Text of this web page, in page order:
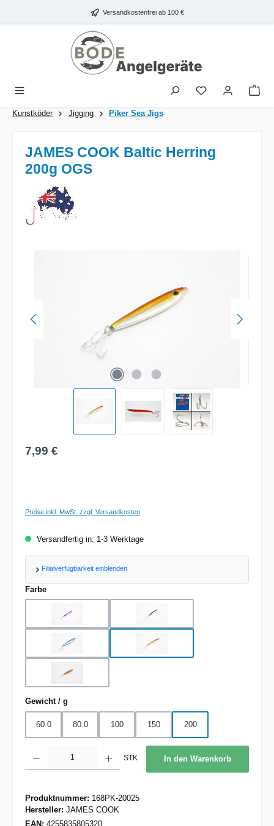
Zum Hauptinhalt springen Versandkostenfrei ab 100 €
Kunstköder Jigging Piker Sea Jigs
JAMES COOK Baltic Herring
200g OGS
Regulärer Preis:
7,99 €
Preise inkl. MwSt. zzgl. Versandkosten
Versandfertig in: 1-3 Werktage
Filialverfügbarkeit einblenden
Farbeauswählen
BP
BSP
Gewicht / g
60.0 80.0 100 150 200
STK In den Warenkorb
Produktnummer: 168PK-20025
Hersteller: JAMES COOK
EAN: 4255835805320